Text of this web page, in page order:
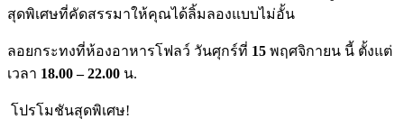
สุดพิเศษที่คัดสรรมาให้คุณได้ลิ้มลองแบบไม่อั้น
ลอยกระทงที่ห้องอาหารโฟลว์ วันศุกร์ที่ 15 พฤศจิกายน นี้ ตั้งแต่
เวลา 18.00 – 22.00 น.
โปรโมชันสุดพิเศษ!